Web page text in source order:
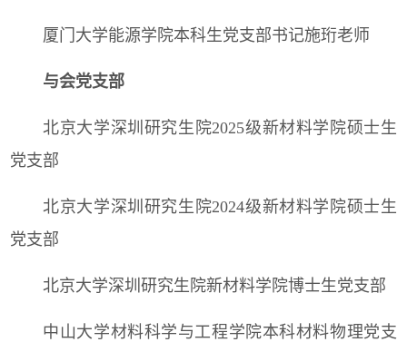
厦门大学能源学院本科生党支部书记施珩老师
与会党支部
北京大学深圳研究生院2025级新材料学院硕士生
党支部
北京大学深圳研究生院2024级新材料学院硕士生
党支部
北京大学深圳研究生院新材料学院博士生党支部
中山大学材料科学与工程学院本科材料物理党支